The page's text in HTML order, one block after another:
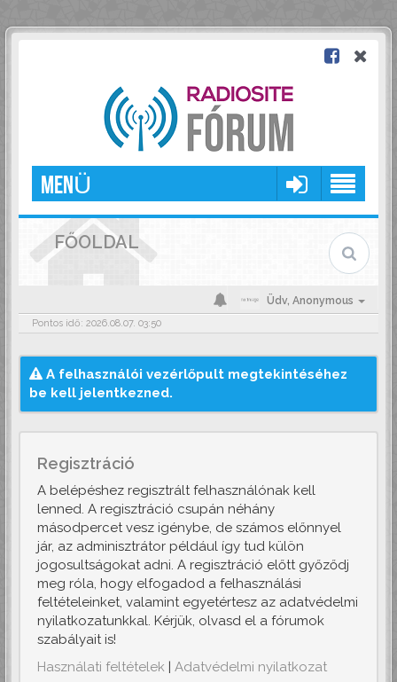
MENÜ
FŐOLDAL
Üdv, Anonymous
Pontos idő: 2026.08.07. 03:50
A felhasználói vezérlőpult megtekintéséhez
be kell jelentkezned.
Regisztráció
A belépéshez regisztrált felhasználónak kell
lenned. A regisztráció csupán néhány
másodpercet vesz igénybe, de számos előnnyel
jár, az adminisztrátor például így tud külön
jogosultságokat adni. A regisztráció előtt győződj
meg róla, hogy elfogadod a felhasználási
feltételeinket, valamint egyetértesz az adatvédelmi
nyilatkozatunkkal. Kérjük, olvasd el a fórumok
szabályait is!
Használati feltételek | Adatvédelmi nyilatkozat